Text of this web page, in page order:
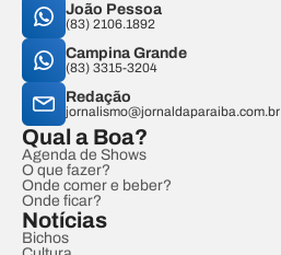
João Pessoa
(83) 2106.1892
Campina Grande
(83) 3315-3204
Redação
jornalismo@jornaldaparaiba.com.br
Qual a Boa?
Agenda de Shows
O que fazer?
Onde comer e beber?
Onde ficar?
Notícias
Bichos